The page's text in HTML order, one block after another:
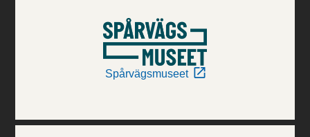
Spårvägsmuseet